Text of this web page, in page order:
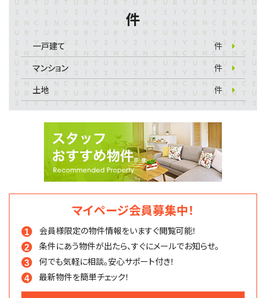
件
一戸建て
件
マンション
件
土地
件
マイページ会員募集中！
会員様限定の物件情報をいますぐ閲覧可能！
条件にあう物件が出たら、すぐにメールでお知らせ。
何でも気軽に相談。安心サポート付き！
最新物件を簡単チェック！